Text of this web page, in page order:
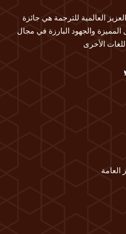
العالمية للترجمة هي جائزة
المميزة والجهود البارزة في مجال
الأخرى
العامة